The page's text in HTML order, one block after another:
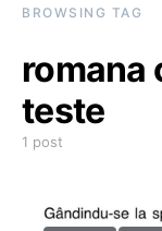
BROWSING TAG
romana
teste
1 post